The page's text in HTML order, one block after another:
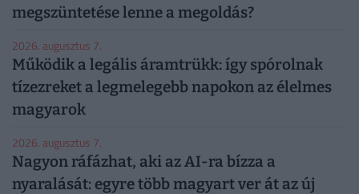
megszüntetése lenne a megoldás?
2026. augusztus 7.
Működik a legális áramtrükk: így spórolnak
tízezreket a legmelegebb napokon az élelmes
magyarok
2026. augusztus 7.
Nagyon ráfázhat, aki az AI-ra bízza a
nyaralását: egyre több magyart ver át az új